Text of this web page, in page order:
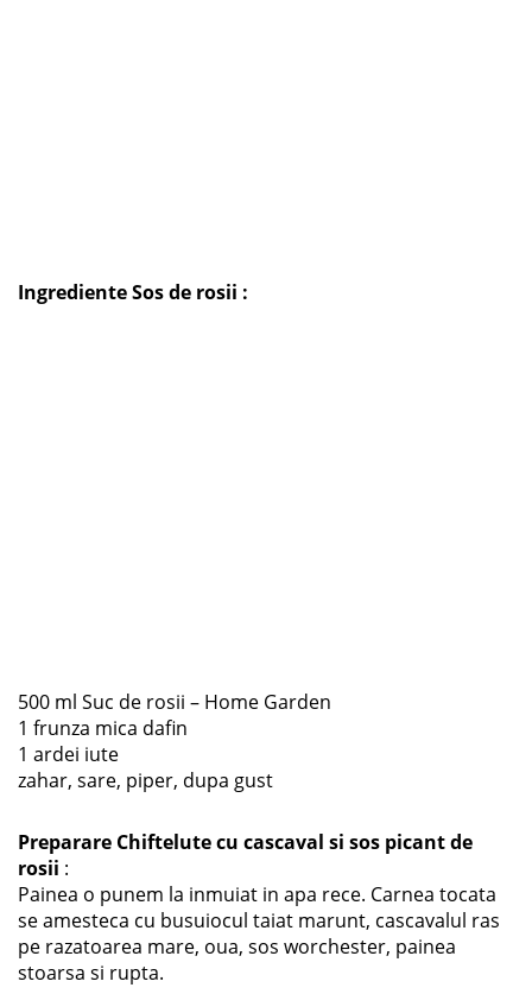
Ingrediente Sos de rosii :
500 ml Suc de rosii – Home Garden
1 frunza mica dafin
1 ardei iute
zahar, sare, piper, dupa gust
Preparare Chiftelute cu cascaval si sos picant de
rosii :
Painea o punem la inmuiat in apa rece. Carnea tocata
se amesteca cu busuiocul taiat marunt, cascavalul ras
pe razatoarea mare, oua, sos worchester, painea
stoarsa si rupta.